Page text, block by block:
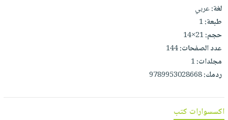
تواصل
معنا
لغة:عربي
طبعة:1
حجم:21×14
عدد الصفحات:144
مجلدات:1
ردمك:9789953028668
اكسسوارات كتب